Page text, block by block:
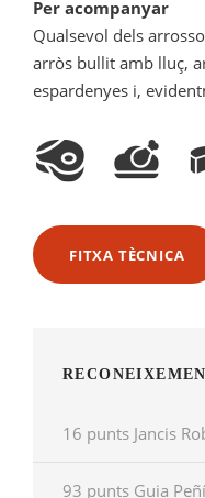
Per acompanyar
Qualsevol dels
arròs bullit amb lluç,
espardenyes i,
FITXA TÈCNICA
16 punts Jancis
93 punts Guia